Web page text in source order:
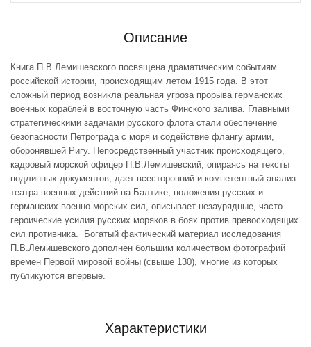
Описание
Книга П.В.Лемишевского посвящена драматическим событиям
российской истории, происходящим летом 1915 года. В этот
сложный период возникла реальная угроза прорыва германских
военных кораблей в восточную часть Финского залива. Главными
стратегическими задачами русского флота стали обеспечение
безопасности Петрограда с моря и содействие флангу армии,
оборонявшей Ригу. Непосредственный участник происходящего,
кадровый морской офицер П.В.Лемишевский, опираясь на тексты
подлинных документов, дает всесторонний и компетентный анализ
театра военных действий на Балтике, положения русских и
германских военно-морских сил, описывает незаурядные, часто
героические усилия русских моряков в боях против превосходящих
сил противника. Богатый фактический материал исследования
П.В.Лемишевского дополнен большим количеством фотографий
времен Первой мировой войны (свыше 130), многие из которых
публикуются впервые.
Характеристики